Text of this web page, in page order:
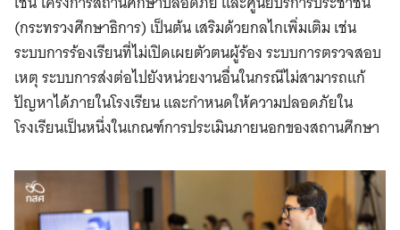
(กระทรวงศึกษาธิการ) เป็นต้น เสริมด้วยกลไกเพิ่มเติม เช่น
ระบบการร้องเรียนที่ไม่เปิดเผยตัวตนผู้ร้อง ระบบการตรวจสอบ
เหตุ ระบบการส่งต่อไปยังหน่วยงานอื่นในกรณีไม่สามารถแก้
ปัญหาได้ภายในโรงเรียน และกำหนดให้ความปลอดภัยใน
โรงเรียนเป็นหนึ่งในเกณฑ์การประเมินภายนอกของสถานศึกษา